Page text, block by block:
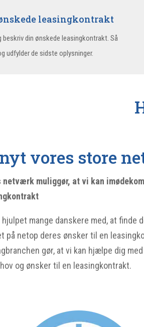
leasingkontrakt
beskriv din ønskede leasingkontrakt. Så
udfylder de sidste oplysninger.
vores store
netværk muliggør, at vi kan
hjulpet mange danskere med, at finde
på netop deres ønsker til en
gør, at vi kan hjælpe dig
og ønsker til en leasingkontrakt.